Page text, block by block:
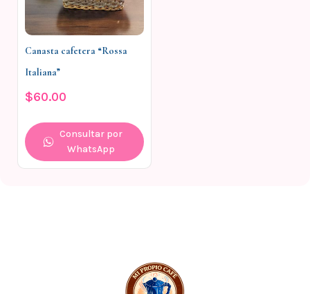
Canasta cafetera “Rossa
Italiana”
$60.00
Consultar por
WhatsApp